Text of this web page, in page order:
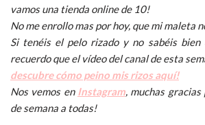
vamos una tienda online de 10!
No me enrollo mas por hoy, que mi maleta
Si tenéis el pelo rizado y no sabéis bien
recuerdo que el vídeo del canal de esta
descubre cómo peino mis rizos aquí!
Nos vemos en Instagram, muchas
de semana a todas!